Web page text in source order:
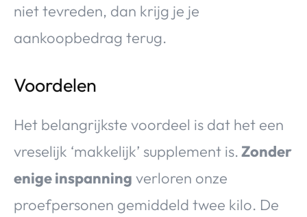
niet tevreden, dan krijg je je
aankoopbedrag terug.
Voordelen
Het belangrijkste voordeel is dat het een
vreselijk ‘makkelijk’ supplement is.Zonder
enige inspanning verloren onze
proefpersonen gemiddeld twee kilo. De